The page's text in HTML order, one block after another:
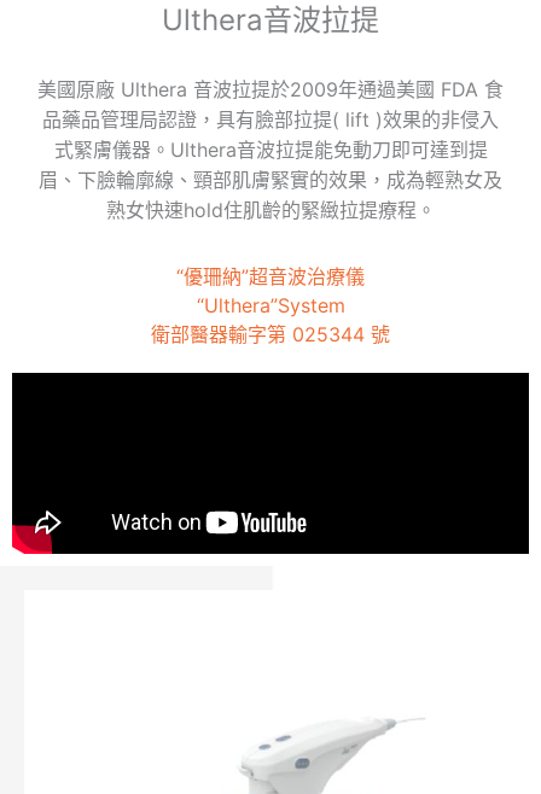
Ulthera音波拉提
美國原廠 Ulthera 音波拉提於2009年通過美國 FDA 食
品藥品管理局認證，具有臉部拉提( lift )效果的非侵入
式緊膚儀器。Ulthera音波拉提能免動刀即可達到提
眉、下臉輪廓線、頸部肌膚緊實的效果，成為輕熟女及
熟女快速hold住肌齡的緊緻拉提療程。
“優珊納”超音波治療儀
“Ulthera”System
衛部醫器輸字第 025344 號